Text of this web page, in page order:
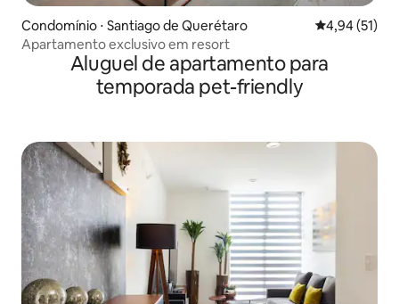
Condomínio ⋅ Santiago de Querétaro 4,94 de uma
4,94 (51)
Apartamento exclusivo em resort
Aluguel de apartamento para
temporada pet-friendly